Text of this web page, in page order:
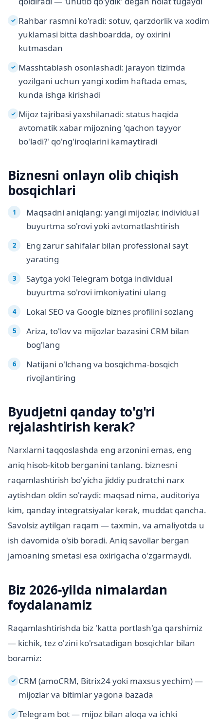
✓ Rahbar rasmni ko'radi: sotuv, qarzdorlik va xodim
yuklamasi bitta dashboardda, oy oxirini
kutmasdan
✓ Masshtablash osonlashadi: jarayon tizimda
yozilgani uchun yangi xodim haftada emas,
kunda ishga kirishadi
✓ Mijoz tajribasi yaxshilanadi: status haqida
avtomatik xabar mijozning 'qachon tayyor
bo'ladi?' qo'ng'iroqlarini kamaytiradi
Biznesni onlayn olib chiqish
bosqichlari
Maqsadni aniqlang: yangi mijozlar, individual
buyurtma so'rovi yoki avtomatlashtirish
Eng zarur sahifalar bilan professional sayt
yarating
Saytga yoki Telegram botga individual
buyurtma so'rovi imkoniyatini ulang
Lokal SEO va Google biznes profilini sozlang
Ariza, to'lov va mijozlar bazasini CRM bilan
bog'lang
Natijani o'lchang va bosqichma-bosqich
rivojlantiring
Byudjetni qanday to'g'ri
rejalashtirish kerak?
Narxlarni taqqoslashda eng arzonini emas, eng
aniq hisob-kitob berganini tanlang. biznesni
raqamlashtirish bo'yicha jiddiy pudratchi narx
aytishdan oldin so'raydi: maqsad nima, auditoriya
kim, qanday integratsiyalar kerak, muddat qancha.
Savolsiz aytilgan raqam — taxmin, va amaliyotda u
ish davomida o'sib boradi. Aniq savollar bergan
jamoaning smetasi esa oxirigacha o'zgarmaydi.
Biz 2026-yilda nimalardan
foydalanamiz
Raqamlashtirishda biz 'katta portlash'ga qarshimiz
— kichik, tez o'zini ko'rsatadigan bosqichlar bilan
boramiz:
✓ CRM (amoCRM, Bitrix24 yoki maxsus yechim) —
mijozlar va bitimlar yagona bazada
✓ Telegram bot — mijoz bilan aloqa va ichki